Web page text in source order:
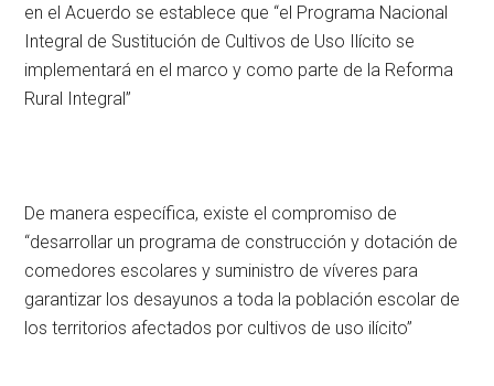
en el Acuerdo se establece que “el Programa Nacional
Integral de Sustitución de Cultivos de Uso Ilícito se
implementará en el marco y como parte de la Reforma
Rural Integral”
De manera específica, existe el compromiso de
“desarrollar un programa de construcción y dotación de
comedores escolares y suministro de víveres para
garantizar los desayunos a toda la población escolar de
los territorios afectados por cultivos de uso ilícito”